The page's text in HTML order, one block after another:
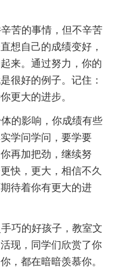
苦的事情，但不辛苦
想自己的成绩变好，
来。通过努力，你的
很好的例子。记住：
更大的进步。
的影响，你成绩有些
学问学问，要学要
再加把劲，继续努
快，更大，相信不久
待着你有更大的进
巧的好孩子，教室文
现，同学们欣赏了你
，都在暗暗羡慕你。